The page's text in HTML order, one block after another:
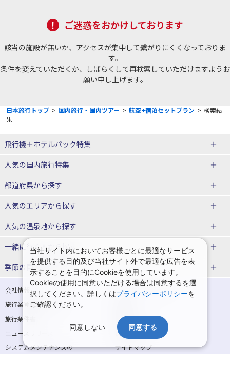
ご迷惑をおかけしております
該当の施設が無いか、アクセスが集中して繋がりにくくなっておりま
す。
条件を変えていただくか、しばらくして再検索していただけますようお
願い申し上げます。
日本旅行トップ > 国内旅行・国内ツアー > 航空+宿泊セットプラン > 検索結
果
飛行機＋ホテルパック特集
赤い風船ダイナミックパッケージ
ＪＡＬで行く飛行機+ホテルパック
人気の国内旅行特集
東京ディズニーリゾート®への旅
ユニバーサル・スタジオ・ジャパ
都道府県から探す
北海道旅行・ツアー
東北
青森旅行・ツアー
岩手旅行・ツアー
宮城旅行・ツアー
秋田旅行・ツアー
山形旅行・ツアー
福島旅行・ツアー
関東
東京旅行・ツアー
神奈川旅行・ツアー
人気のエリアから探す
函館旅行 札幌旅行
仙台旅行
那須旅行
日光旅行
小笠原旅行
大島旅行
人気の温泉地から探す
北海道
湯の川温泉(北海道)
定山渓温泉(北海道)
十勝川温泉(北海道)
阿寒湖温泉(北海道)
洞爺湖温泉(北海道)
層雲峡温泉(北海道)
知床温泉(北海道)
一緒に行く人から探す
一人旅 国内版
家族・子連れ旅行 国内版
カップル・夫婦旅行 国内版
女子旅 国内版
卒業旅行・学生旅行 国内版
季節の国内旅行特集
桜・お花見特集
ゴールデンウィーク（GW）の国内
旅行
夏休み・お盆の国内旅行
7月の国内旅行
8月の国内旅行
9月の国内旅行
10月の国内旅行
11月の国内旅行
会社情報
プライバシーポリシー
旅行業登録票・約款
旅行条件書
商標について
ニュースリリース
採用情報
システムメンテナンスの
サイトマップ
当社サイト内においてお客様ごとに最適なサービス
を提供する目的及び当社サイト外で最適な広告を表
示することを目的にCookieを使用しています。
Cookieの使用に同意いただける場合は同意するを選
択してください。詳しくはプライバシーポリシーを
ご確認ください。
同意しない 同意する